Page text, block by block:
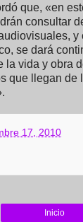
que, «en
consultar
se dará
la vida y obra
que llegan de
17, 2010
Inicio